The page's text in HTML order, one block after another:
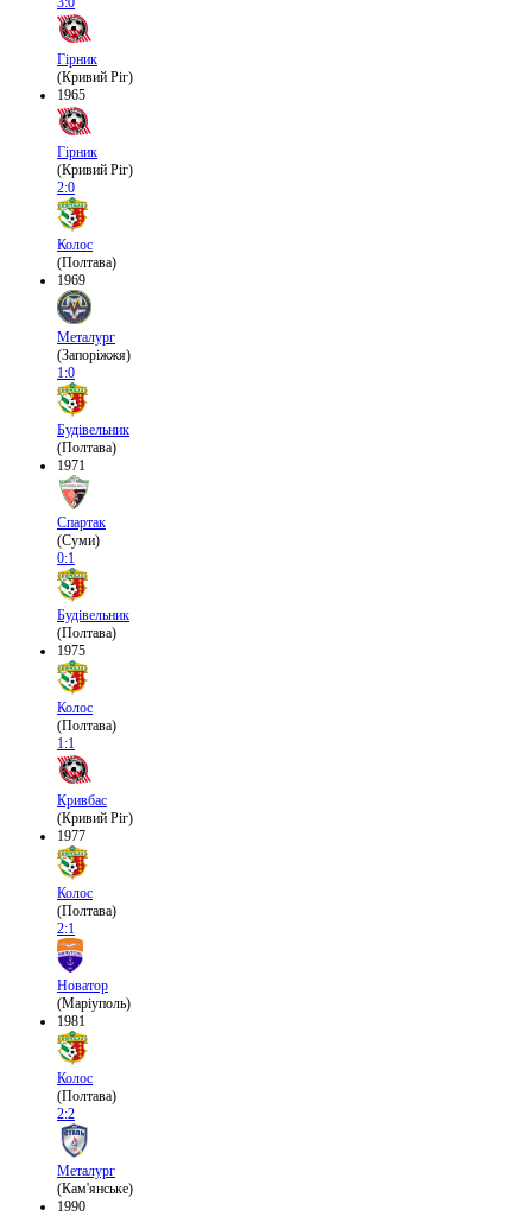
Гірник
(Кривий Ріг)
1965
Гірник
(Кривий Ріг)
2:0
Колос
(Полтава)
1969
Металург
(Запоріжжя)
1:0
Будівельник
(Полтава)
1971
Спартак
(Суми)
0:1
Будівельник
(Полтава)
1975
Колос
(Полтава)
1:1
Кривбас
(Кривий Ріг)
1977
Колос
(Полтава)
2:1
Новатор
(Маріуполь)
1981
Колос
(Полтава)
2:2
Металург
(Кам'янське)
1990